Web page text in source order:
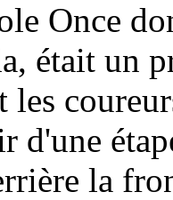
Once
était un
les
d'une
la